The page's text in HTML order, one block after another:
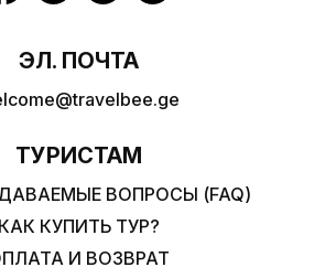
ЭЛ. ПОЧТА
ТУРИСТАМ
ВОПРОСЫ (FAQ)
КАК КУПИТЬ ТУР?
И ВОЗВРАТ